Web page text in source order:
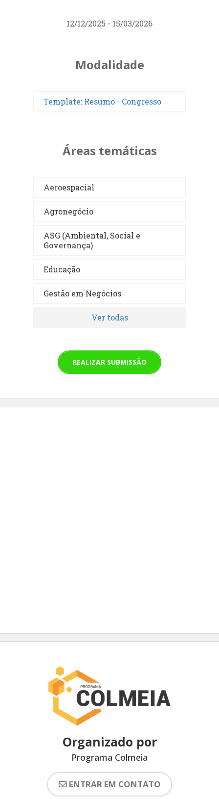
12/12/2025 - 15/03/2026
Modalidade
Template: Resumo - Congresso
Áreas temáticas
Aeroespacial
Agronegócio
ASG (Ambiental, Social e
Governança)
Educação
Gestão em Negócios
Ver todas
REALIZAR SUBMISSÃO
Organizado por
Programa Colmeia
ENTRAR EM CONTATO